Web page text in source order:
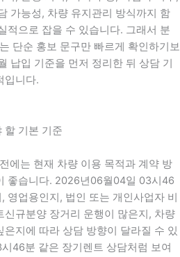
가능성, 차량 유지관리 방식까지 함
적으로 잡을 수 있습니다. 그래서 분
단순 홍보 문구만 빠르게 확인하기보
납입 기준을 먼저 정리한 뒤 상담 기
입니다.
할 기본 기준
에는 현재 차량 이용 목적과 계약 방
좋습니다. 2026년06월04일 03시46
영업용인지, 법인 또는 개인사업자 비
신규분양 장거리 운행이 많은지, 차량
지에 따라 상담 방향이 달라질 수 있
46분 같은 장기렌트 상담처럼 보여